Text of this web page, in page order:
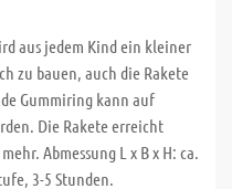
aus jedem Kind ein kleiner
zu bauen, auch die Rakete
Gummiring kann auf
Die Rakete erreicht
Abmessung L x B x H: ca.
3-5 Stunden.